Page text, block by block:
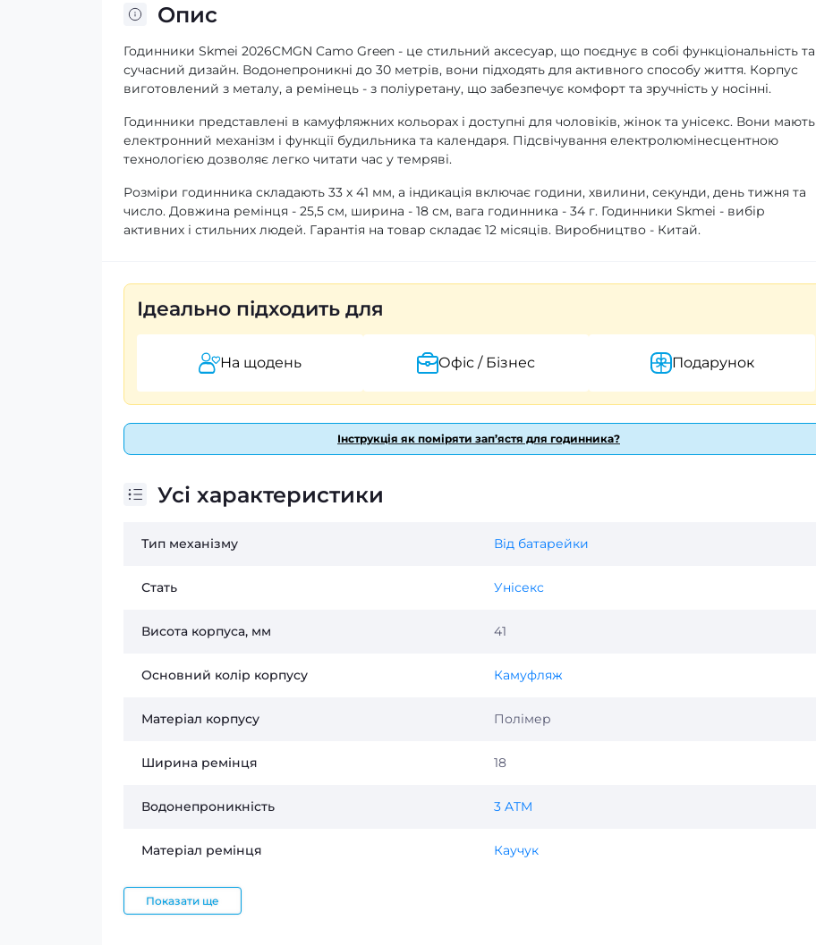
Опис
Годинники Skmei 2026CMGN Camo Green - це стильний аксесуар, що поєднує в собі функціональність та
сучасний дизайн. Водонепроникні до 30 метрів, вони підходять для активного способу життя. Корпус
виготовлений з металу, а ремінець - з поліуретану, що забезпечує комфорт та зручність у носінні.
Годинники представлені в камуфляжних кольорах і доступні для чоловіків, жінок та унісекс. Вони мають
електронний механізм і функції будильника та календаря. Підсвічування електролюмінесцентною
технологією дозволяє легко читати час у темряві.
Розміри годинника складають 33 х 41 мм, а індикація включає години, хвилини, секунди, день тижня та
число. Довжина ремінця - 25,5 см, ширина - 18 см, вага годинника - 34 г. Годинники Skmei - вибір
активних і стильних людей. Гарантія на товар складає 12 місяців. Виробництво - Китай.
Ідеально підходить для
На щодень Офіс / Бізнес Подарунок
Інструкція як поміряти зап’ястя для годинника?
Усі характеристики
Тип механізму Від батарейки
Стать Унісекс
Висота корпуса, мм 41
Основний колір корпусу Камуфляж
Матеріал корпусу Полімер
Ширина ремінця 18
Водонепроникність 3 ATM
Матеріал ремінця Каучук
Показати ще